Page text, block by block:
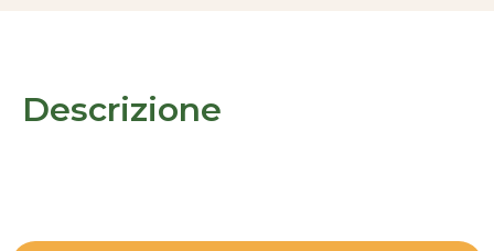
Descrizione